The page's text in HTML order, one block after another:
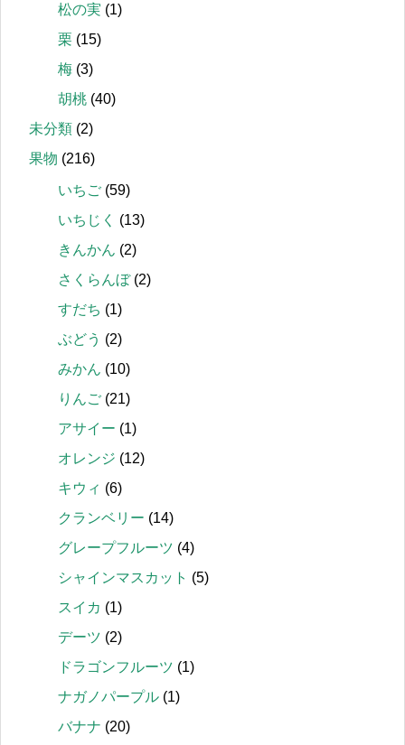
松の実 (1)
栗 (15)
梅 (3)
胡桃 (40)
未分類 (2)
果物 (216)
いちご (59)
いちじく
(13)
きんかん (2)
さくらんぼ(2)
すだち (1)
ぶどう (2)
みかん (10)
りんご (21)
アサイー (1)
オレンジ (12)
キウィ (6)
クランベリー (14)
グレープフルーツ (4)
シャインマスカット (5)
スイカ (1)
デーツ (2)
ドラゴンフルーツ (1)
ナガノパープル (1)
バナナ (20)